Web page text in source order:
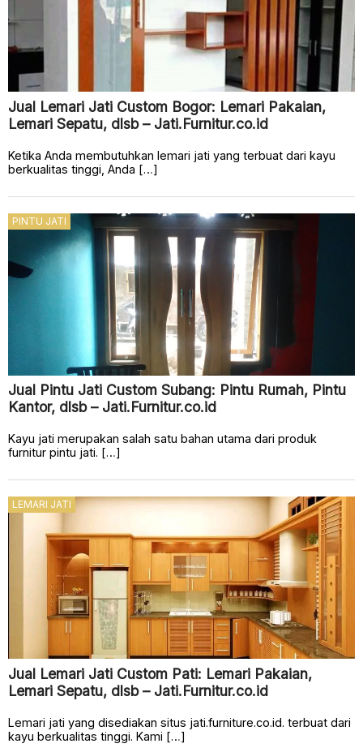
Jual Lemari Jati Custom Bogor: Lemari Pakaian,
Lemari Sepatu, dlsb – Jati.Furnitur.co.id
Ketika Anda membutuhkan lemari jati yang terbuat dari kayu
berkualitas tinggi, Anda […]
PINTU JATI
Jual Pintu Jati Custom Subang: Pintu Rumah, Pintu
Kantor, dlsb – Jati.Furnitur.co.id
Kayu jati merupakan salah satu bahan utama dari produk
furnitur pintu jati. […]
LEMARI JATI
Jual Lemari Jati Custom Pati: Lemari Pakaian,
Lemari Sepatu, dlsb – Jati.Furnitur.co.id
Lemari jati yang disediakan situs jati.furniture.co.id. terbuat dari
kayu berkualitas tinggi. Kami […]